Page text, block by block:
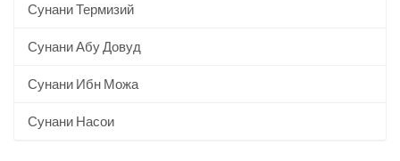
Сунани Термизий
Сунани Абу Довуд
Сунани Ибн Можа
Сунани Насои